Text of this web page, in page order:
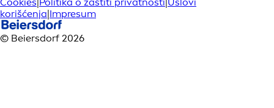
Cookies Politika o zaštiti privatnosti Uslovi
korišćenja Impresum
© Beiersdorf 2026